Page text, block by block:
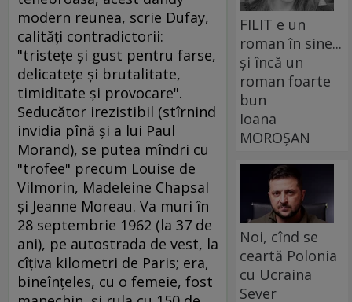
modern reunea, scrie Dufay,
calităţi contradictorii:
"tristeţe şi gust pentru farse,
delicateţe şi brutalitate,
timiditate şi provocare".
Seducător irezistibil (stîrnind
invidia pînă şi a lui Paul
Morand), se putea mîndri cu
"trofee" precum Louise de
Vilmorin, Madeleine Chapsal
şi Jeanne Moreau. Va muri în
28 septembrie 1962 (la 37 de
ani), pe autostrada de vest, la
cîţiva kilometri de Paris; era,
bineînţeles, cu o femeie, fost
FILIT e un
roman în sine...
și încă un
roman foarte
bun
Ioana
MOROȘAN
Noi, cînd se
ceartă Polonia
cu Ucraina
Sever